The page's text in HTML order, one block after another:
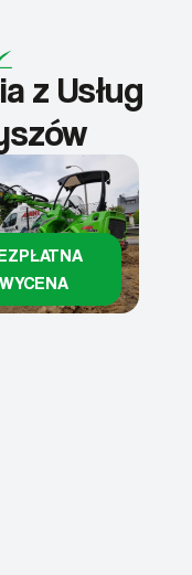
z Usług
WYCENA